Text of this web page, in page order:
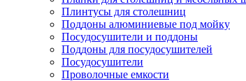
Плинтусы для столешниц
Поддоны алюминиевые под мойку
Посудосушители и поддоны
Поддоны для посудосушителей
Посудосушители
Проволочные емкости